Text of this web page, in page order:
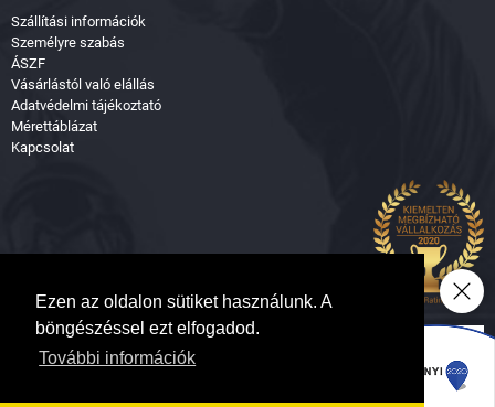
Ezen az oldalon sütiket használunk. A
böngészéssel ezt elfogadod.
További információk
Szállítási információk
Személyre szabás
ÁSZF
Vásárlástól való elállás
Adatvédelmi tájékoztató
Mérettáblázat
Kapcsolat